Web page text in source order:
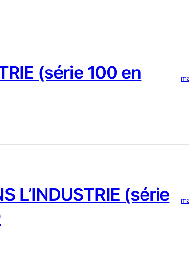
(série 100 en
L’INDUSTRIE (série